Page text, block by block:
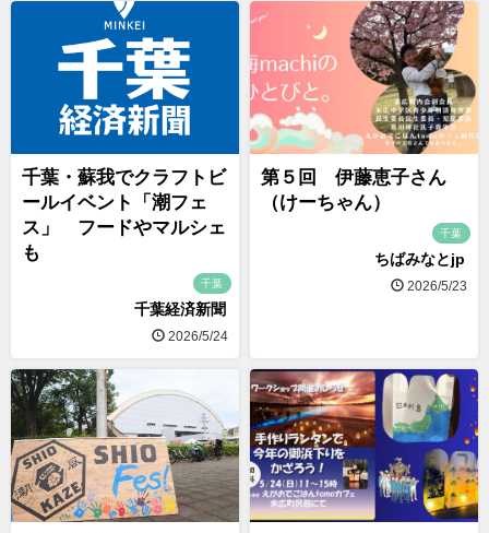
千葉・蘇我でクラフトビ
ールイベント「潮フェ
ス」 フードやマルシェ
も
千葉
千葉経済新聞
2026/5/24
第５回 伊藤恵子さん
（けーちゃん）
千葉
ちばみなとjp
2026/5/23